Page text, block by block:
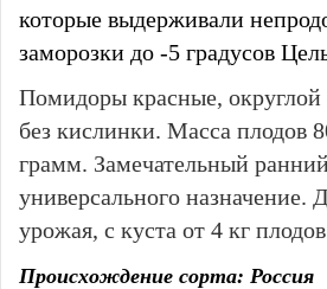
которые выдерживали
заморозки до -5 градусов
Помидоры красные,
без кислинки. Масса плодов
грамм. Замечательный
универсального назначение.
урожая, с куста от 4 кг
Происхождение сорта: Россия